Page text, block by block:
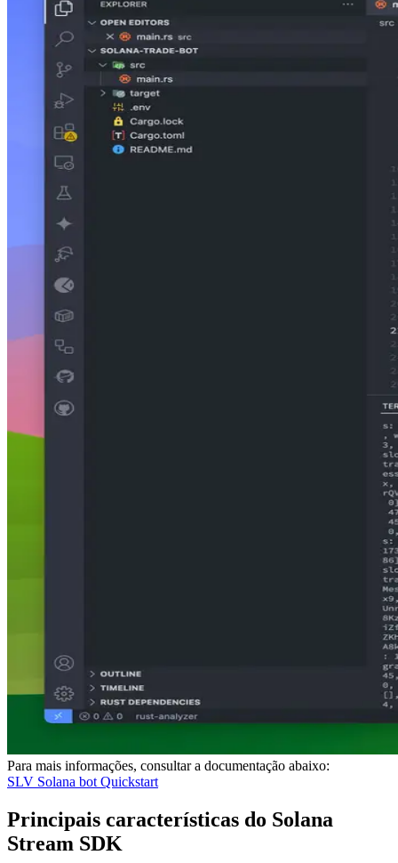
Para mais informações, consultar a documentação abaixo:
SLV Solana bot Quickstart
Principais características do Solana
Stream SDK